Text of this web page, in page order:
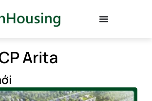
Arita